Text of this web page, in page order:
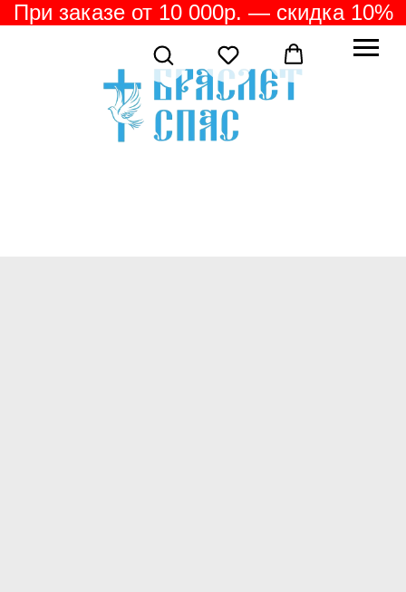
При заказе от 10 000р. — скидка 10%